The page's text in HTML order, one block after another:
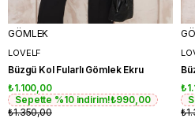
GÖMLEK
LOVELF
Büzgü Kol Fularlı Gömlek Ekru
₺1.100,00
Sepette %10 indirim!₺990,00
₺1.350,00